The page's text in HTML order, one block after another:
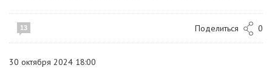
13 Поделиться 0
30 октября 2024 18:00